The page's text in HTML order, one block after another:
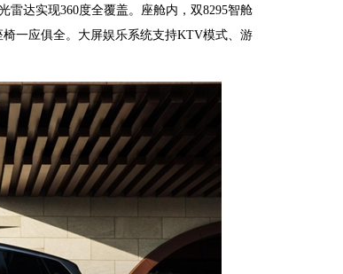
雷达实现360度全覆盖。座舱内，双8295智舱
一应俱全。大屏娱乐系统支持KTV模式、游